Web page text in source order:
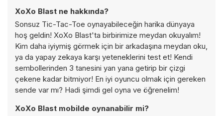
XoXo Blast ne hakkında?
Sonsuz Tic-Tac-Toe oynayabileceğin harika dünyaya
hoş geldin! XoXo Blast'ta birbirimize meydan okuyalım!
Kim daha iyiymiş görmek için bir arkadaşına meydan oku,
ya da yapay zekaya karşı yeteneklerini test et! Kendi
sembollerinden 3 tanesini yan yana getirip bir çizgi
çekene kadar bitmiyor! En iyi oyuncu olmak için gereken
sende var mı? Hadi şimdi gel oyna ve öğrenelim!
XoXo Blast mobilde oynanabilir mi?